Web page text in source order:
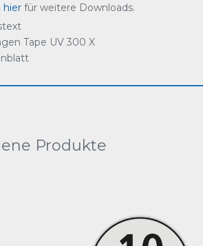
hier für weitere Downloads.
Tape UV 300 X
Produkte